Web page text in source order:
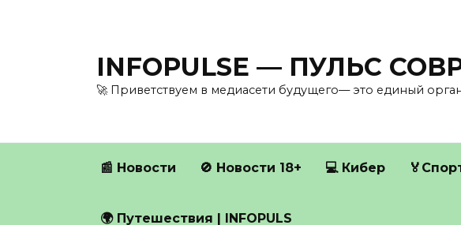
INFOPULSE — ПУЛЬС
🚀 Приветствуем в медиасети будущего— это единый
📰 Новости 🚫 Новости 18+ 💻 Кибер
🌍 Путешествия | INFOPULS